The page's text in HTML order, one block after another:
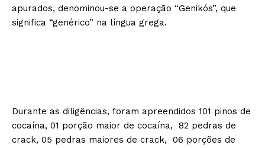
apurados, denominou-se a operação “Genikós”, que
significa “genérico” na língua grega.
Durante as diligências, foram apreendidos 101 pinos de
cocaína, 01 porção maior de cocaína, 82 pedras de
crack, 05 pedras maiores de crack, 06 porções de